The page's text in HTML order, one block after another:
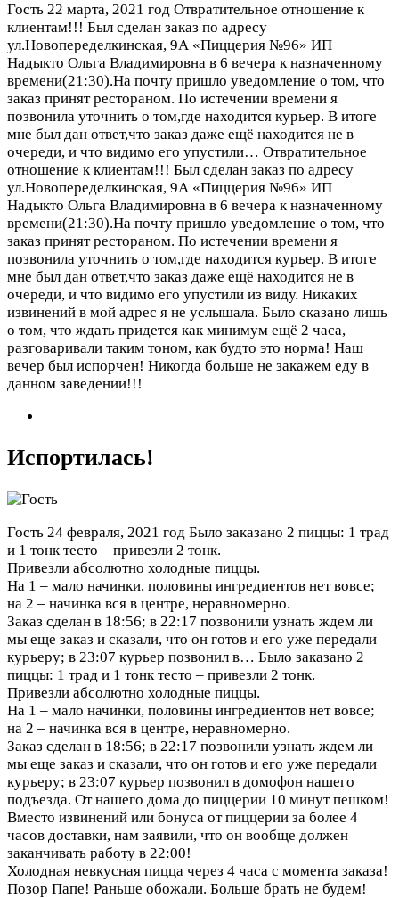
Гость 22 марта, 2021 год Отвратительное отношение к
клиентам!!! Был сделан заказ по адресу
ул.Новопеределкинская, 9А «Пиццерия №96» ИП
Надыкто Ольга Владимировна в 6 вечера к назначенному
времени(21:30).На почту пришло уведомление о том, что
заказ принят рестораном. По истечении времени я
позвонила уточнить о том,где находится курьер. В итоге
мне был дан ответ,что заказ даже ещё находится не в
очереди, и что видимо его упустили… Отвратительное
отношение к клиентам!!! Был сделан заказ по адресу
ул.Новопеределкинская, 9А «Пиццерия №96» ИП
Надыкто Ольга Владимировна в 6 вечера к назначенному
времени(21:30).На почту пришло уведомление о том, что
заказ принят рестораном. По истечении времени я
позвонила уточнить о том,где находится курьер. В итоге
мне был дан ответ,что заказ даже ещё находится не в
очереди, и что видимо его упустили из виду. Никаких
извинений в мой адрес я не услышала. Было сказано лишь
о том, что ждать придется как минимум ещё 2 часа,
разговаривали таким тоном, как будто это норма! Наш
вечер был испорчен! Никогда больше не закажем еду в
данном заведении!!!
Испортилась!
Гость 24 февраля, 2021 год Было заказано 2 пиццы: 1 трад
и 1 тонк тесто – привезли 2 тонк.
Привезли абсолютно холодные пиццы.
На 1 – мало начинки, половины ингредиентов нет вовсе;
на 2 – начинка вся в центре, неравномерно.
Заказ сделан в 18:56; в 22:17 позвонили узнать ждем ли
мы еще заказ и сказали, что он готов и его уже передали
курьеру; в 23:07 курьер позвонил в… Было заказано 2
пиццы: 1 трад и 1 тонк тесто – привезли 2 тонк.
Привезли абсолютно холодные пиццы.
На 1 – мало начинки, половины ингредиентов нет вовсе;
на 2 – начинка вся в центре, неравномерно.
Заказ сделан в 18:56; в 22:17 позвонили узнать ждем ли
мы еще заказ и сказали, что он готов и его уже передали
курьеру; в 23:07 курьер позвонил в домофон нашего
подъезда. От нашего дома до пиццерии 10 минут пешком!
Вместо извинений или бонуса от пиццерии за более 4
часов доставки, нам заявили, что он вообще должен
заканчивать работу в 22:00!
Холодная невкусная пицца через 4 часа с момента заказа!
Позор Папе! Раньше обожали. Больше брать не будем!